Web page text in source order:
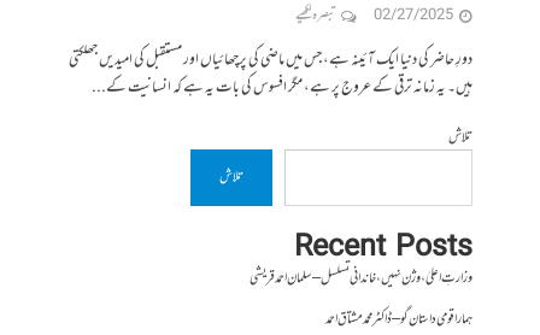
02/27/2025 تبصرہ لکھیے
دورِ حاضر کی دنیا ایک آئینہ ہے، جس میں ماضی کی پرچھائیاں اور مستقبل کی امیدیں جھلکتی
ہیں۔ یہ زمانہ ترقی کے عروج پر ہے، مگر افسوس کی بات یہ ہے کہ انسانیت کے...
تلاش
تلاش
Recent Posts
وزارتِ اعلیٰ ، وژن نہیں ، خاندانی تسلسل – سلمان احمد قریشی
ہمارا قومی داستان گو – ڈاکٹر محمد مشتاق احمد